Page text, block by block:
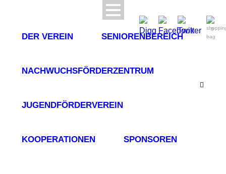
0
DER VEREIN SENIORENBEREICH
NACHWUCHSFÖRDERZENTRUM
JUGENDFÖRDERVEREIN
KOOPERATIONEN SPONSOREN